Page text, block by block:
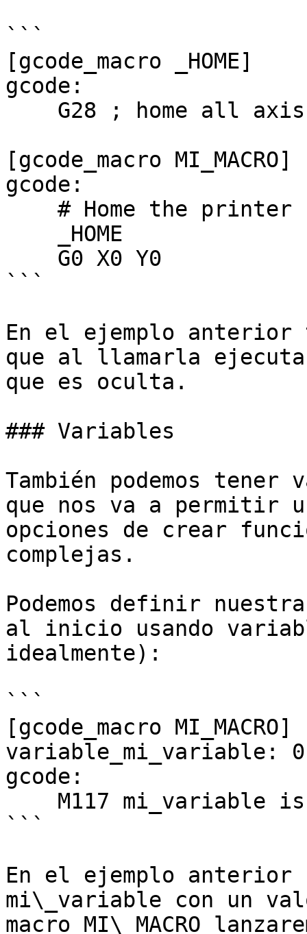
```
[gcode_macro _HOME]
gcode:
[gcode_macro MI_MACRO]
gcode:
```
En el ejemplo anterior
que al llamarla
que es oculta.
### Variables
También podemos
que nos va a permitir
opciones de crear
complejas.
Podemos definir
al inicio usando
idealmente):
```
[gcode_macro MI_MACRO]
variable_mi_variable: 0
gcode:
```
En el ejemplo anterior
mi\_variable con un
macro MI\_MACRO